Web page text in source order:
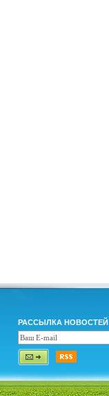
РАССЫЛКА НОВОСТЕЙ